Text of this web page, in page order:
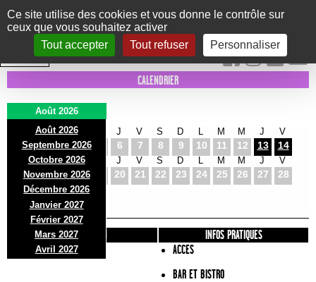
Panneau de gestion des cookies
Ce site utilise des cookies et vous donne le contrôle sur
ceux que vous souhaitez activer
Tout accepter
Tout refuser Personnaliser
Le Marni
CONCERTS DANSE/CIRQUE THÉÂTRE KIDS EXPOS EVENTS
INTRA MUROS
CALENDRIER
Août 2026
Août 2026
Septembre 2026
Octobre 2026
Novembre 2026
Décembre 2026
Janvier 2027
Février 2027
Mars 2027
Avril 2027
D
2
L
3
M
4
J
6
V
7
S
8
D
9 10
M
11
M
12
J
13
V
14
D
16
L
17
M
18
J
20
V
21
S
22
D
23 24
M
25
M
26
J
27
V
28
D
30
L
31
PRÉSENTATION
INFOS PRATIQUES
ACCES
BAR ET BISTRO